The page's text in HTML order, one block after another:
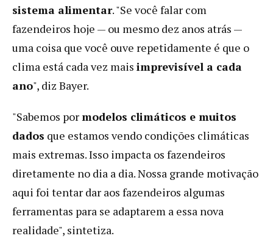
sistema alimentar. "Se você falar com
fazendeiros hoje — ou mesmo dez anos atrás —
uma coisa que você ouve repetidamente é que o
clima está cada vez mais imprevisível a cada
ano", diz Bayer.
"Sabemos pormodelos climáticos e muitos
dados que estamos vendo condições climáticas
mais extremas. Isso impacta os fazendeiros
diretamente no dia a dia. Nossa grande motivação
aqui foi tentar dar aos fazendeiros algumas
ferramentas para se adaptarem a essa nova
realidade", sintetiza.